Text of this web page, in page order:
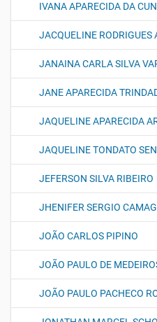
IVANA APARECIDA DA
JACQUELINE RODRIGUES
JANAINA CARLA SILVA
JANE APARECIDA
JAQUELINE APARECIDA
JAQUELINE TONDATO
JEFERSON SILVA RIBEIRO
JHENIFER SERGIO
JOÃO CARLOS PIPINO
JOÃO PAULO DE
JOÃO PAULO PACHECO